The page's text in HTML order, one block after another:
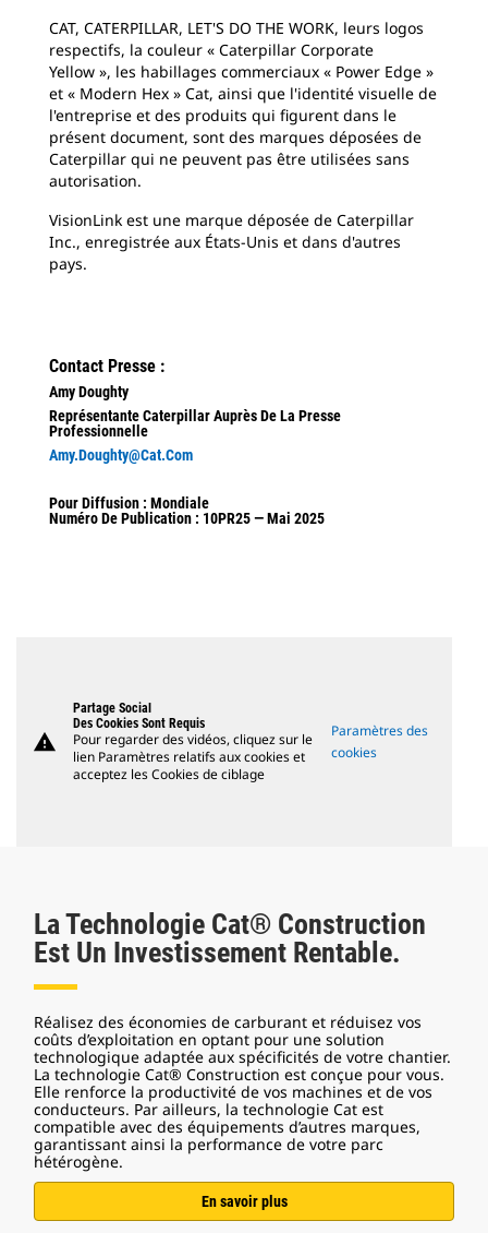
CAT, CATERPILLAR, LET'S DO THE WORK, leurs logos
respectifs, la couleur « Caterpillar Corporate
Yellow », les habillages commerciaux « Power Edge »
et « Modern Hex » Cat, ainsi que l'identité visuelle de
l'entreprise et des produits qui figurent dans le
présent document, sont des marques déposées de
Caterpillar qui ne peuvent pas être utilisées sans
autorisation.
VisionLink est une marque déposée de Caterpillar
Inc., enregistrée aux États-Unis et dans d'autres
pays.
Contact Presse :
Amy Doughty
Représentante Caterpillar Auprès De La Presse
Professionnelle
Amy.Doughty@cat.com
Pour Diffusion : Mondiale
Numéro De Publication : 10PR25 — Mai 2025
warning
Partage Social
Des Cookies Sont Requis
Pour regarder des vidéos, cliquez sur le
lien Paramètres relatifs aux cookies et
acceptez les Cookies de ciblage
Paramètres des
cookies
La Technologie Cat® Construction
Est Un Investissement Rentable.
Réalisez des économies de carburant et réduisez vos
coûts d’exploitation en optant pour une solution
technologique adaptée aux spécificités de votre chantier.
La technologie Cat® Construction est conçue pour vous.
Elle renforce la productivité de vos machines et de vos
conducteurs. Par ailleurs, la technologie Cat est
compatible avec des équipements d’autres marques,
garantissant ainsi la performance de votre parc
hétérogène.
En savoir plus